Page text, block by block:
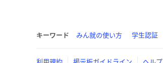
キーワード みん就の使い方 学生認証